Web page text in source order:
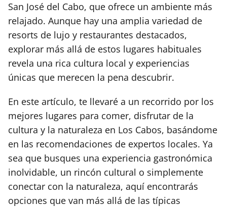
San José del Cabo, que ofrece un ambiente más
relajado. Aunque hay una amplia variedad de
resorts de lujo y restaurantes destacados,
explorar más allá de estos lugares habituales
revela una rica cultura local y experiencias
únicas que merecen la pena descubrir.
En este artículo, te llevaré a un recorrido por los
mejores lugares para comer, disfrutar de la
cultura y la naturaleza en Los Cabos, basándome
en las recomendaciones de expertos locales. Ya
sea que busques una experiencia gastronómica
inolvidable, un rincón cultural o simplemente
conectar con la naturaleza, aquí encontrarás
opciones que van más allá de las típicas